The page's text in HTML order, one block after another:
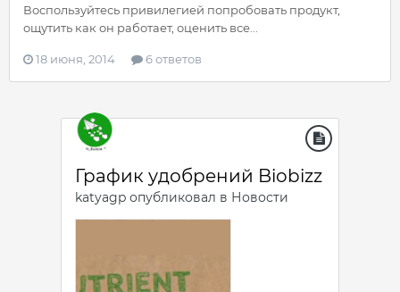
Воспользуйтесь привилегией попробовать продукт,
ощутить как он работает, оценить все...
18 июня, 2014 6 ответов
График удобрений Biobizz
katyagp опубликовал в Новости